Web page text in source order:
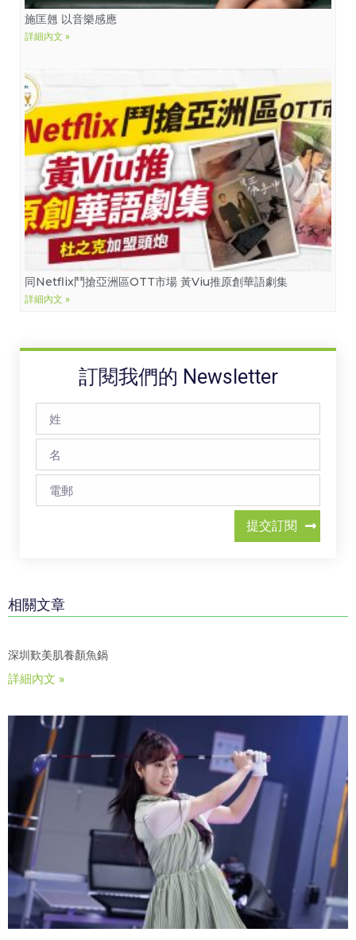
施匡翹 以音樂感應
詳細內文 »
同Netflix鬥搶亞洲區OTT市場 黃Viu推原創華語劇集
詳細內文 »
訂閱我們的 Newsletter
提交訂閱
相關文章
深圳歎美肌養顏魚鍋
詳細內文 »